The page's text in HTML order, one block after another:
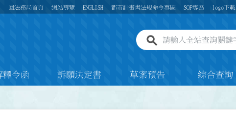
回法務局首頁 網站導覽 ENGLISH 都市計畫書法規命令專區 SOP專區 logo下載
全站查詢關鍵字欄位
釋令函 訴願決定書 草案預告 綜合查詢